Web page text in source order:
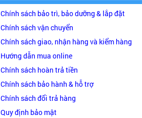
Chính sách bảo trì, bảo dưỡng & lắp đặt
Chính sách vận chuyển
Chính sách giao, nhận hàng và kiểm hàng
Hướng dẫn mua online
Chính sách hoàn trả tiền
Chính sách bảo hành & hỗ trợ
Chính sách đổi trả hàng
Quy định bảo mật